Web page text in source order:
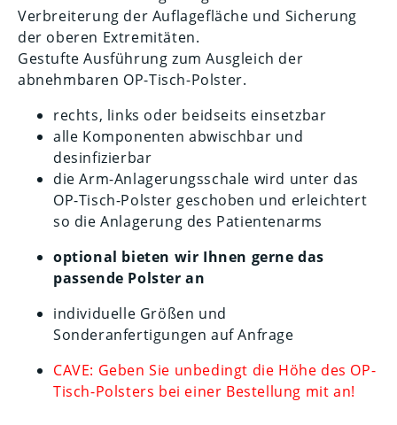
Verbreiterung der Auflagefläche und Sicherung
der oberen Extremitäten.
Gestufte Ausführung zum Ausgleich der
abnehmbaren OP-Tisch-Polster.
rechts, links oder beidseits einsetzbar
alle Komponenten abwischbar und
desinfizierbar
die Arm-Anlagerungsschale wird unter das
OP-Tisch-Polster geschoben und erleichtert
so die Anlagerung des Patientenarms
optional bieten wir Ihnen gerne das
passende Polster an
individuelle Größen und
Sonderanfertigungen auf Anfrage
CAVE: Geben Sie unbedingt die Höhe des OP-
Tisch-Polsters bei einer Bestellung mit an!